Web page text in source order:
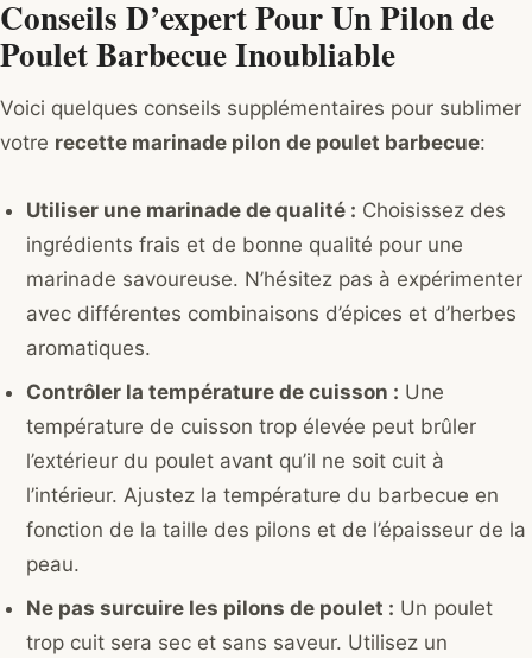
Conseils D’expert Pour Un Pilon de
Poulet Barbecue Inoubliable
Voici quelques conseils supplémentaires pour sublimer
votre recette marinade pilon de poulet barbecue:
Utiliser une marinade de qualité : Choisissez des
ingrédients frais et de bonne qualité pour une
marinade savoureuse. N’hésitez pas à expérimenter
avec différentes combinaisons d’épices et d’herbes
aromatiques.
Contrôler la température de cuisson : Une
température de cuisson trop élevée peut brûler
l’extérieur du poulet avant qu’il ne soit cuit à
l’intérieur. Ajustez la température du barbecue en
fonction de la taille des pilons et de l’épaisseur de la
peau.
Ne pas surcuire les pilons de poulet : Un poulet
trop cuit sera sec et sans saveur. Utilisez un